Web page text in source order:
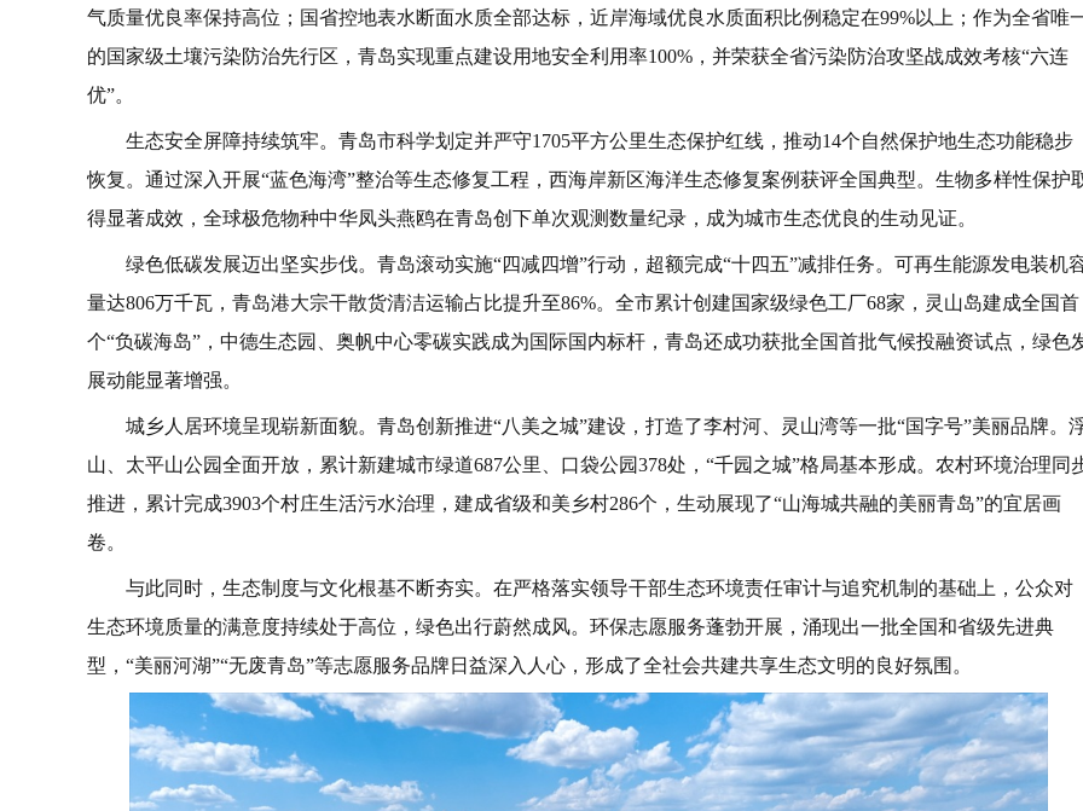
气质量优良率保持高位；国省控地表水断面水质全部达标，近岸海域优良水质面积比例稳定在99%以上；作为全省唯
的国家级土壤污染防治先行区，青岛实现重点建设用地安全利用率100%，并荣获全省污染防治攻坚战成效考核“六连
优”。
生态安全屏障持续筑牢。青岛市科学划定并严守1705平方公里生态保护红线，推动14个自然保护地生态功能稳步
恢复。通过深入开展“蓝色海湾”整治等生态修复工程，西海岸新区海洋生态修复案例获评全国典型。生物多样性保护
得显著成效，全球极危物种中华凤头燕鸥在青岛创下单次观测数量纪录，成为城市生态优良的生动见证。
绿色低碳发展迈出坚实步伐。青岛滚动实施“四减四增”行动，超额完成“十四五”减排任务。可再生能源发电装机
量达806万千瓦，青岛港大宗干散货清洁运输占比提升至86%。全市累计创建国家级绿色工厂68家，灵山岛建成全国首
个“负碳海岛”，中德生态园、奥帆中心零碳实践成为国际国内标杆，青岛还成功获批全国首批气候投融资试点，绿色
展动能显著增强。
城乡人居环境呈现崭新面貌。青岛创新推进“八美之城”建设，打造了李村河、灵山湾等一批“国字号”美丽品牌。
山、太平山公园全面开放，累计新建城市绿道687公里、口袋公园378处，“千园之城”格局基本形成。农村环境治理同
推进，累计完成3903个村庄生活污水治理，建成省级和美乡村286个，生动展现了“山海城共融的美丽青岛”的宜居画
卷。
与此同时，生态制度与文化根基不断夯实。在严格落实领导干部生态环境责任审计与追究机制的基础上，公众对
生态环境质量的满意度持续处于高位，绿色出行蔚然成风。环保志愿服务蓬勃开展，涌现出一批全国和省级先进典
型，“美丽河湖”“无废青岛”等志愿服务品牌日益深入人心，形成了全社会共建共享生态文明的良好氛围。